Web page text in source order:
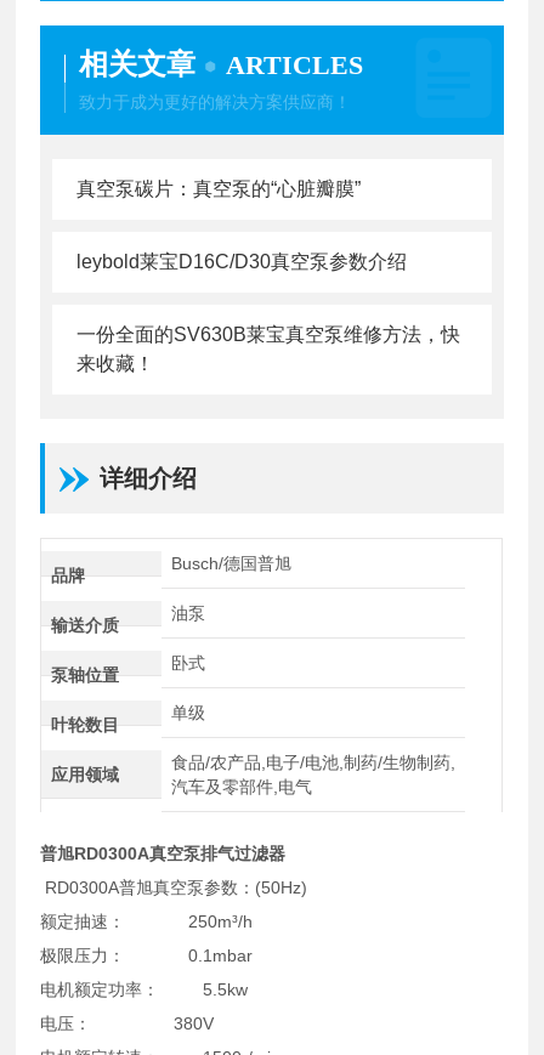
相关文章 ARTICLES
致力于成为更好的解决方案供应商！
真空泵碳片：真空泵的“心脏瓣膜”
leybold莱宝D16C/D30真空泵参数介绍
一份全面的SV630B莱宝真空泵维修方法，快
来收藏！
详细介绍
品牌
Busch/德国普旭
输送介质
油泵
泵轴位置
卧式
叶轮数目
单级
应用领域
食品/农产品,电子/电池,制药/生物制药,
汽车及零部件,电气
普旭RD0300A真空泵排气过滤器
RD0300A普旭真空泵参数：(50Hz)
额定抽速： 250m³/h
极限压力： 0.1mbar
电机额定功率： 5.5kw
电压： 380V